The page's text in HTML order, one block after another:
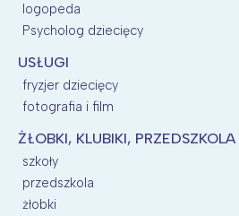
logopeda
Psycholog dziecięcy
USŁUGI
fryzjer dziecięcy
fotografia i film
ŻŁOBKI, KLUBIKI, PRZEDSZKOLA
szkoły
przedszkola
żłobki